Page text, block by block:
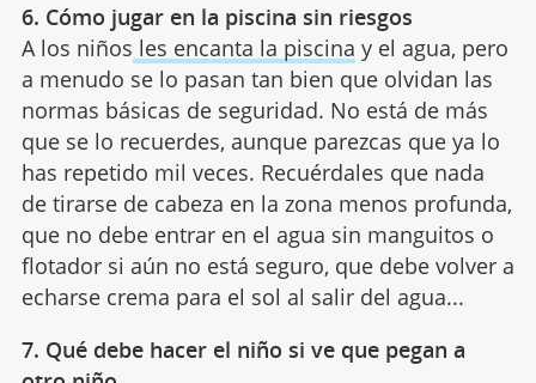
6. Cómo jugar en la piscina sin riesgos
A los niños les encanta la piscina y el agua, pero
a menudo se lo pasan tan bien que olvidan las
normas básicas de seguridad. No está de más
que se lo recuerdes, aunque parezcas que ya lo
has repetido mil veces. Recuérdales que nada
de tirarse de cabeza en la zona menos profunda,
que no debe entrar en el agua sin manguitos o
flotador si aún no está seguro, que debe volver a
echarse crema para el sol al salir del agua...
7. Qué debe hacer el niño si ve que pegan a